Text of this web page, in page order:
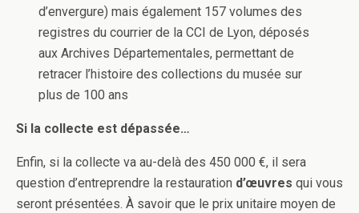
d’envergure) mais également 157 volumes des
registres du courrier de la CCI de Lyon, déposés
aux Archives Départementales, permettant de
retracer l’histoire des collections du musée sur
plus de 100 ans
Si la collecte est dépassée…
Enfin, si la collecte va au-delà des 450 000 €, il sera
question d’entreprendre la restauration d’œuvres qui vous
seront présentées. À savoir que le prix unitaire moyen de